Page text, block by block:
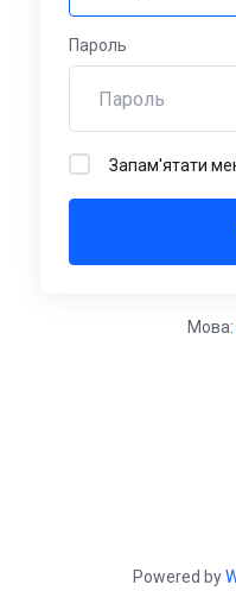
Пароль
Запам'ятати
Мова:
Powered by